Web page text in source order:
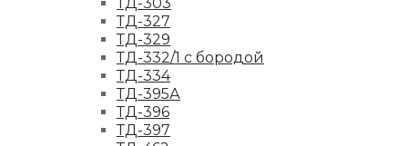
ТД-327
ТД-329
ТД-332/1 с бородой
ТД-334
ТД-395А
ТД-396
ТД-397